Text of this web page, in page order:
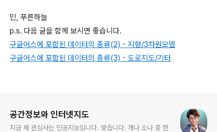
민, 푸른하늘
p.s. 다음 글을 함께 보시면 좋습니다.
구글어스에 포함된 데이터의 종류(2) - 지형/3차원모델
구글어스에 포함된 데이터의 종류(3) - 도로지도/기타
공간정보와 인터넷지도
지금 제 관심사는 인공지능입니다. 맞습니다. 개나 소나 중 한